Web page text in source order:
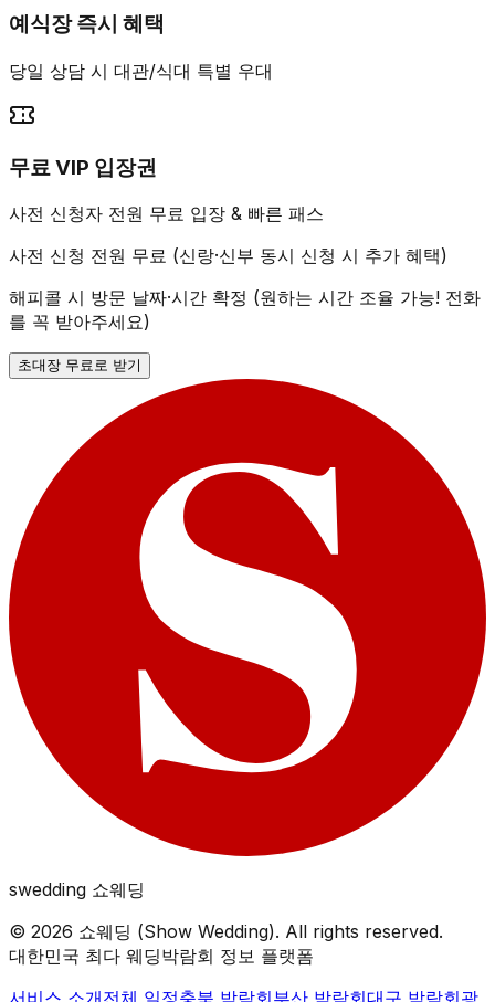
예식장 즉시 혜택
당일 상담 시 대관/식대 특별 우대
무료 VIP 입장권
사전 신청자 전원 무료 입장 & 빠른 패스
사전 신청 전원 무료 (신랑·신부 동시 신청 시 추가 혜택)
해피콜 시 방문 날짜·시간 확정 (원하는 시간 조율 가능! 전화
를 꼭 받아주세요)
초대장 무료로 받기
swedding 쇼웨딩
© 2026 쇼웨딩 (Show Wedding). All rights reserved.
대한민국 최다 웨딩박람회 정보 플랫폼